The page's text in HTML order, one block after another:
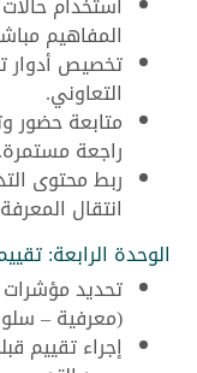
المفاهيم
تخصيص أدوار
التعاوني.
متابعة حضور
راجعة مستمرة.
ربط محتوى
انتقال
الوحدة الرابعة:
تحديد مؤشرات
(معرفية –
إجراء تقييم